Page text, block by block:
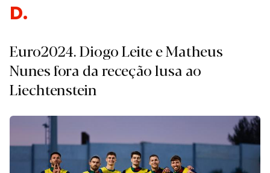
Desp
Euro2024. Diogo Leite e Matheus
Nunes fora da receção lusa ao
Liechtenstein